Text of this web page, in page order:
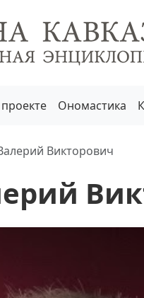
Ономастика
Викторович